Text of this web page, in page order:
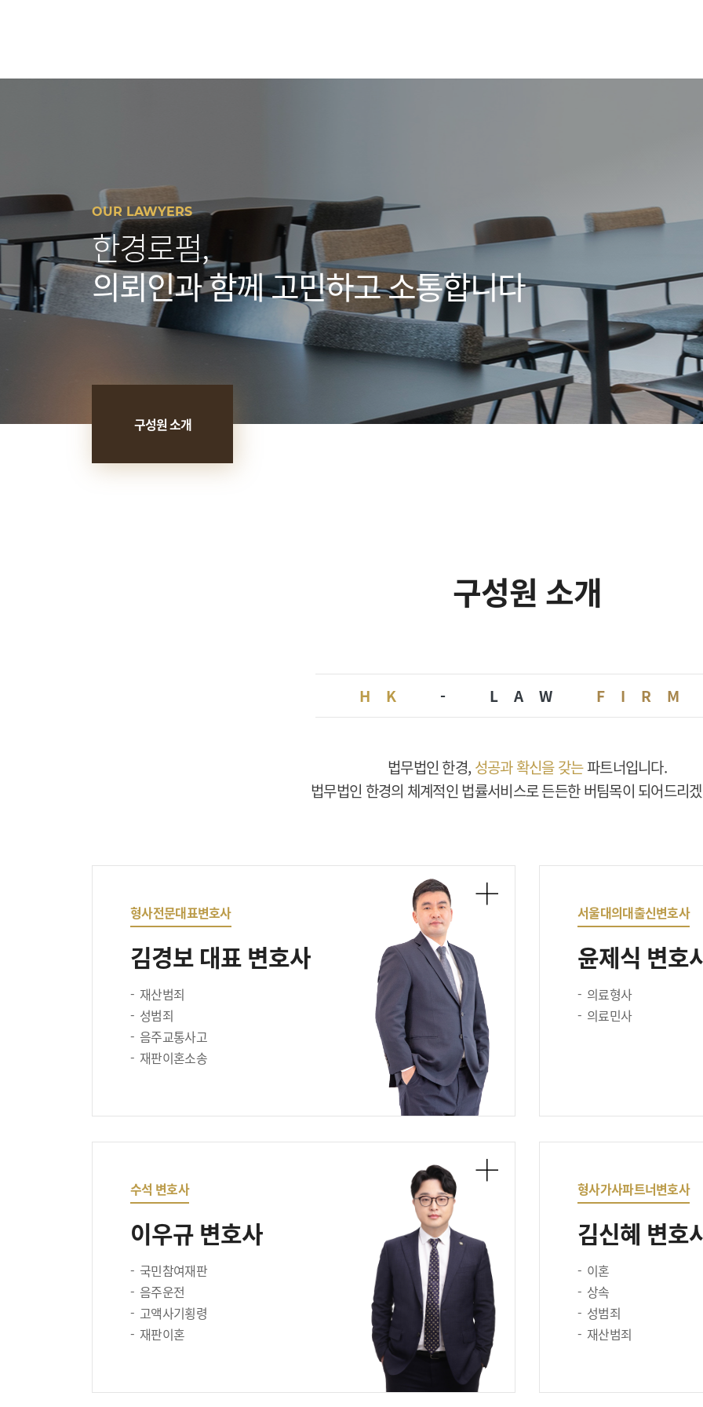
OUR LAWYERS
한경로펌,
의뢰인과 함께 고민하고 소통합니다
구성원 소개
구성원 소개
HK - LAW FIRM
법무법인 한경, 성공과 확신을 갖는파트너입니다.
법무법인 한경의 체계적인 법률서비스로 든든한 버팀목이 되어드리
형사전문대표변호사
김경보 대표 변호사
재산범죄
성범죄
음주교통사고
재판이혼소송
서울대의대출신변호사
윤제식 변호
의료형사
의료민사
수석 변호사
이우규 변호사
국민참여재판
음주운전
고액사기횡령
재판이혼
형사가사파트너변호사
김신혜 변호
이혼
상속
성범죄
재산범죄